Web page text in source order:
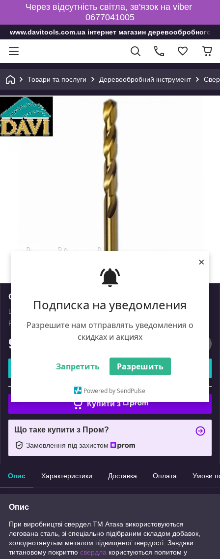
Подписка на уведомления
Разрешите нам отправлять уведомления о
скидках и акциях
Запретить Разрешить
Powered by SendPulse
×
Через відсутність світла, зв'язок на viber
0677041005
www.davitools.com.ua інтернет магазин деревообробного
Товари та послуги Деревообробний інструмент
Свердло Атака мет. 7,1 мм 5шт (уп.)
В наявності
Роздріб
935
Купити
Купити з
Що таке купити з Пром?
Замовлення під захистом
Опис Характеристики Доставка Оплата Умови
Опис
При виробництві свердел ТМ Атака використовуються
легована сталь, зі спеціально підібраним складом добавок,
холоднотянутым металом підвищеної твердості. Завдяки
титановому покриттю свердла користуються попитом у